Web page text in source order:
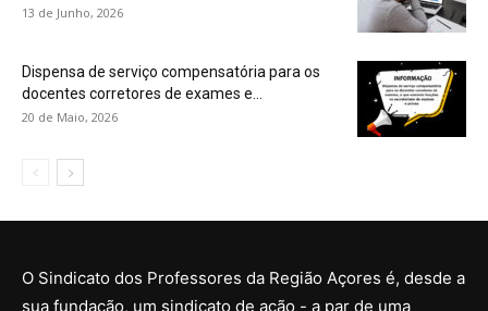
13 de Junho, 2026
Dispensa de serviço compensatória para os
docentes corretores de exames e...
20 de Maio, 2026
O Sindicato dos Professores da Região Açores é, desde a
sua fundação, um sindicato de ação - a par de uma